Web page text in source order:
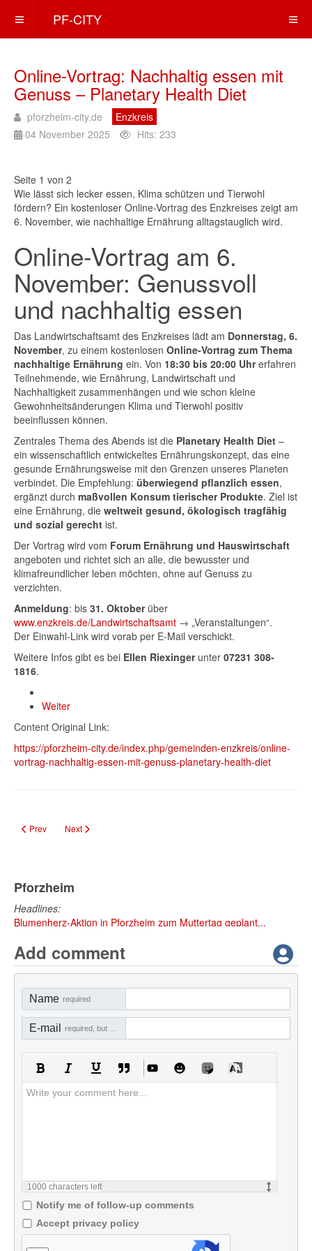
PF-CITY
Online-Vortrag: Nachhaltig essen mit
Genuss – Planetary Health Diet
pforzheim-city.de
Enzkreis
04 November 2025
Hits: 233
Seite 1 von 2
Wie lässt sich lecker essen, Klima schützen und Tierwohl
fördern? Ein kostenloser Online-Vortrag des Enzkreises zeigt am
6. November, wie nachhaltige Ernährung alltagstauglich wird.
Online-Vortrag am 6.
November: Genussvoll
und nachhaltig essen
Das Landwirtschaftsamt des Enzkreises lädt am Donnerstag, 6.
November, zu einem kostenlosen Online-Vortrag zum Thema
nachhaltige Ernährung ein. Von 18:30 bis 20:00 Uhrerfahren
Teilnehmende, wie Ernährung, Landwirtschaft und
Nachhaltigkeit zusammenhängen und wie schon kleine
Gewohnheitsänderungen Klima und Tierwohl positiv
beeinflussen können.
Zentrales Thema des Abends ist die Planetary Health Diet –
ein wissenschaftlich entwickeltes Ernährungskonzept, das eine
gesunde Ernährungsweise mit den Grenzen unseres Planeten
verbindet. Die Empfehlung: überwiegend pflanzlich essen,
ergänzt durch maßvollen Konsum tierischer Produkte. Ziel ist
eine Ernährung, die weltweit gesund, ökologisch tragfähig
und sozial gerecht ist.
Der Vortrag wird vom Forum Ernährung und Hauswirtschaft
angeboten und richtet sich an alle, die bewusster und
klimafreundlicher leben möchten, ohne auf Genuss zu
verzichten.
Anmeldung: bis 31. Oktoberüber
www.enzkreis.de/Landwirtschaftsamt → „Veranstaltungen“.
Der Einwahl-Link wird vorab per E-Mail verschickt.
Weitere Infos gibt es bei Ellen Riexingerunter 07231 308-
1816.
Weiter
Content Original Link:
https://pforzheim-city.de/index.php/gemeinden-enzkreis/online-
vortrag-nachhaltig-essen-mit-genuss-planetary-health-diet
Previous article: Volkstrauertag in Ottenhausen: Gedenkfeier am 16.
Prev Next article: Holzeinschlag-Saison startet: Pflege stärkt Wälder
Next
Pforzheim
Headlines:
Blumenherz-Aktion in Pforzheim zum Muttertag geplant...
Add comment
Name required
E-mail
1000 characters left
Notify me of follow-up comments
Accept privacy policy